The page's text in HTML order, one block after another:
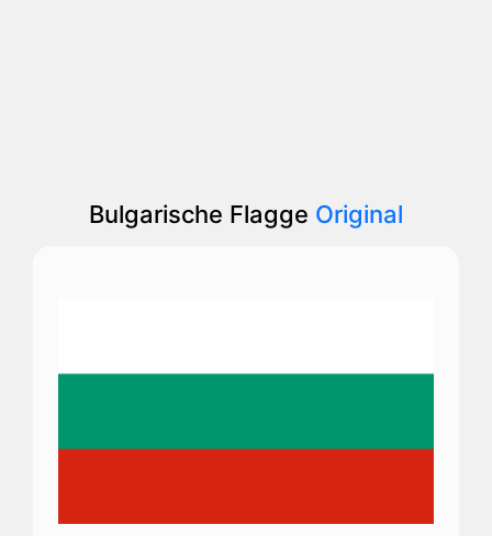
Bulgarische Flagge Original